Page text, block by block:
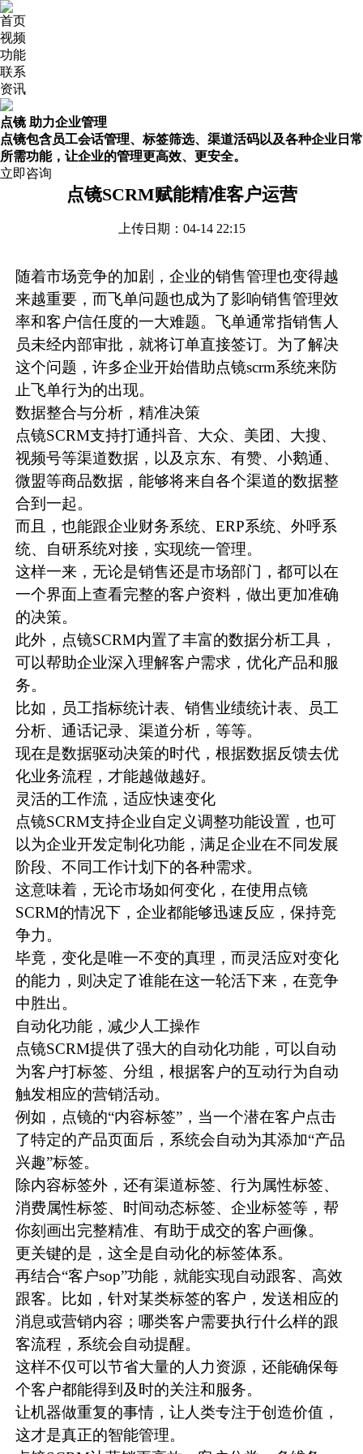
首页
视频
功能
联系
资讯
点镜 助力企业管理
点镜包含员工会话管理、标签筛选、渠道活码以及各种企业日常
所需功能，让企业的管理更高效、更安全。
立即咨询
点镜SCRM赋能精准客户运营
上传日期：04-14 22:15
随着市场竞争的加剧，企业的销售管理也变得越
来越重要，而飞单问题也成为了影响销售管理效
率和客户信任度的一大难题。飞单通常指销售人
员未经内部审批，就将订单直接签订。为了解决
这个问题，许多企业开始借助点镜scrm系统来防
止飞单行为的出现。
数据整合与分析，精准决策
点镜SCRM支持打通抖音、大众、美团、大搜、
视频号等渠道数据，以及京东、有赞、小鹅通、
微盟等商品数据，能够将来自各个渠道的数据整
合到一起。
而且，也能跟企业财务系统、ERP系统、外呼系
统、自研系统对接，实现统一管理。
这样一来，无论是销售还是市场部门，都可以在
一个界面上查看完整的客户资料，做出更加准确
的决策。
此外，点镜SCRM内置了丰富的数据分析工具，
可以帮助企业深入理解客户需求，优化产品和服
务。
比如，员工指标统计表、销售业绩统计表、员工
分析、通话记录、渠道分析，等等。
现在是数据驱动决策的时代，根据数据反馈去优
化业务流程，才能越做越好。
灵活的工作流，适应快速变化
点镜SCRM支持企业自定义调整功能设置，也可
以为企业开发定制化功能，满足企业在不同发展
阶段、不同工作计划下的各种需求。
这意味着，无论市场如何变化，在使用点镜
SCRM的情况下，企业都能够迅速反应，保持竞
争力。
毕竟，变化是唯一不变的真理，而灵活应对变化
的能力，则决定了谁能在这一轮活下来，在竞争
中胜出。
自动化功能，减少人工操作
点镜SCRM提供了强大的自动化功能，可以自动
为客户打标签、分组，根据客户的互动行为自动
触发相应的营销活动。
例如，点镜的“内容标签”，当一个潜在客户点击
了特定的产品页面后，系统会自动为其添加“产品
兴趣”标签。
除内容标签外，还有渠道标签、行为属性标签、
消费属性标签、时间动态标签、企业标签等，帮
你刻画出完整精准、有助于成交的客户画像。
更关键的是，这全是自动化的标签体系。
再结合“客户sop”功能，就能实现自动跟客、高效
跟客。比如，针对某类标签的客户，发送相应的
消息或营销内容；哪类客户需要执行什么样的跟
客流程，系统会自动提醒。
这样不仅可以节省大量的人力资源，还能确保每
个客户都能得到及时的关注和服务。
让机器做重复的事情，让人类专注于创造价值，
这才是真正的智能管理。